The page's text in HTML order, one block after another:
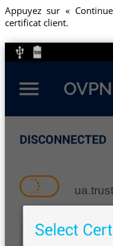
Appuyez sur «
certificat client.